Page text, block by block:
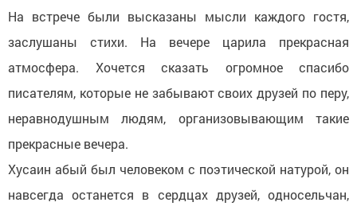
На встрече были высказаны мысли каждого гостя,
заслушаны стихи. На вечере царила прекрасная
атмосфера. Хочется сказать огромное спасибо
писателям, которые не забывают своих друзей по перу,
неравнодушным людям, организовывающим такие
прекрасные вечера.
Хусаин абый был человеком с поэтической натурой, он
навсегда останется в сердцах друзей, односельчан,